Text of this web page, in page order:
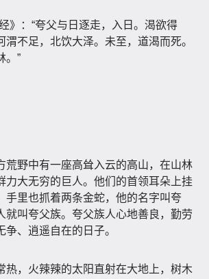
》：“夸父与日逐走，入日。渴欲得
渭不足，北饮大泽。未至，道渴而死。
。”
荒野中有一座高耸入云的高山，在山林
力大无穷的巨人。他们的首领耳朵上挂
手里也抓着两条金蛇，他的名字叫夸
就叫夸父族。夸父族人心地善良，勤劳
争、逍遥自在的日子。
热，火辣辣的太阳直射在大地上，树木